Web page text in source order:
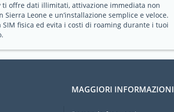
ti offre dati illimitati, attivazione immediata non
Sierra Leone e un’installazione semplice e veloce.
fisica ed evita i costi di roaming durante i tuoi
MAGGIORI INFORMAZIONI